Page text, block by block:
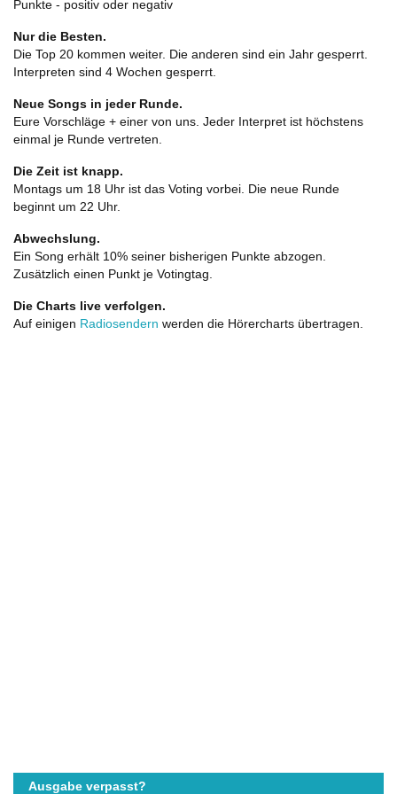
Punkte - positiv oder negativ
Nur die Besten.
Die Top 20 kommen weiter. Die anderen sind ein Jahr gesperrt.
Interpreten sind 4 Wochen gesperrt.
Neue Songs in jeder Runde.
Eure Vorschläge + einer von uns. Jeder Interpret ist höchstens
einmal je Runde vertreten.
Die Zeit ist knapp.
Montags um 18 Uhr ist das Voting vorbei. Die neue Runde
beginnt um 22 Uhr.
Abwechslung.
Ein Song erhält 10% seiner bisherigen Punkte abzogen.
Zusätzlich einen Punkt je Votingtag.
Die Charts live verfolgen.
Auf einigen Radiosendern werden die Hörercharts übertragen.
Ausgabe verpasst?